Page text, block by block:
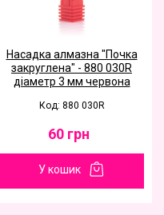
Насадка алмазна "Почка
закруглена" - 880 030R
діаметр 3 мм червона
Код: 880 030R
60 грн
У кошик